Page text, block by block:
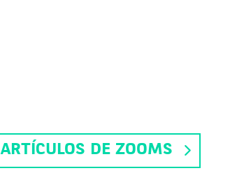
ARTÍCULOS DE ZOOMS